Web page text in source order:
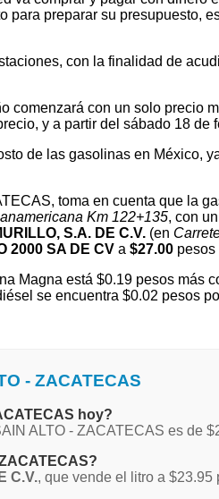
preparar su presupuesto,
con la finalidad de
con un solo precio
y a partir del sábado 18 de
de las gasolinas en México,
toma en cuenta que la
Km 122+135, con
S.A. DE C.V. (en
2000 SA DE CV a $27.00 pesos
Magna está $0.19 pesos más
se encuentra $0.02 pesos
- ZACATECAS
hoy?
ALTO - ZACATECAS es de
C.V., que vende el litro a